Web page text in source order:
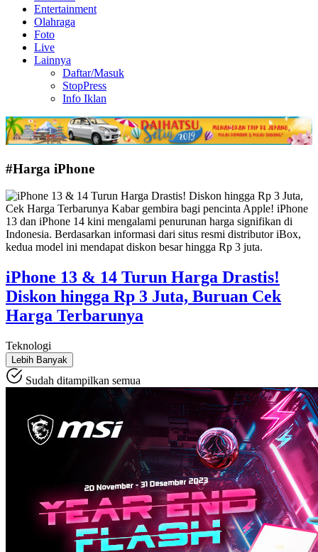
Entertainment
Olahraga
Foto
Live
Lainnya
Daftar/Masuk
StopPress
Info Iklan
#Harga iPhone
iPhone 13 & 14 Turun Harga Drastis!
Diskon hingga Rp 3 Juta, Buruan Cek
Harga Terbarunya
Teknologi
Lebih Banyak
Sudah ditampilkan semua